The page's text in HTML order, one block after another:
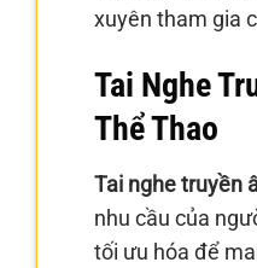
xuyên tham gia
Tai Nghe
Thể Thao
Tai nghe truyền
nhu cầu của
tối ưu hóa để